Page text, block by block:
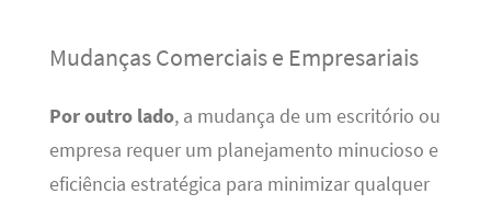
Mudanças Comerciais e Empresariais
Por outro lado, a mudança de um escritório ou
empresa requer um planejamento minucioso e
eficiência estratégica para minimizar qualquer